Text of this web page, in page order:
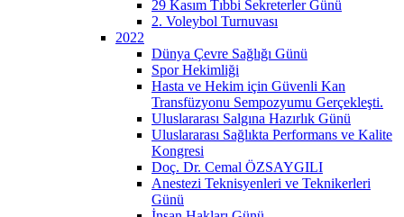
29 Kasım Tıbbi Sekreterler Günü
2. Voleybol Turnuvası
2022
Dünya Çevre Sağlığı Günü
Spor Hekimliği
Hasta ve Hekim için Güvenli Kan
Transfüzyonu Sempozyumu Gerçekleşti.
Uluslararası Salgına Hazırlık Günü
Uluslararası Sağlıkta Performans ve Kalite
Kongresi
Doç. Dr. Cemal ÖZSAYGILI
Anestezi Teknisyenleri ve Teknikerleri
Günü